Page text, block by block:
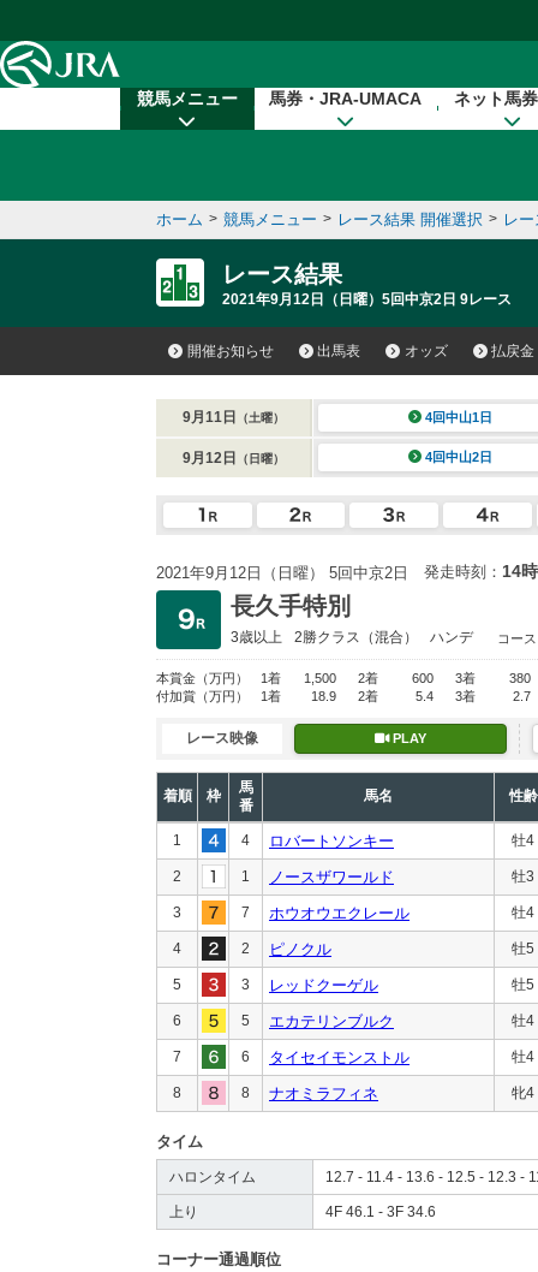
競馬メニュー 馬券・JRA-UMACA ネット馬
ホーム > 競馬メニュー > レース結果 開催選択 > レ
レース結果
2021年9月12日（日曜）5回中京2日 9レース
開催お知らせ 出馬表 オッズ 払戻金
9月11日 （土曜） 4回中山1日
9月12日 （日曜） 4回中山2日
2021年9月12日（日曜） 5回中京2日 発走時刻： 14
長久手特別
3歳以上 2勝クラス （混合） ハンデ コー
本賞金 （万円） 1着 1,500 2着 600 3着
380
付加賞 （万円） 1着 18.9 2着 5.4 3着 2.7
レース映像 PLAY
着順 枠
馬
番
馬名 性齢
1 4 ロバートソンキー 牡4
2 1 ノースザワールド 牡3
3 7 ホウオウエクレール 牡4
4 2 ピノクル 牡5
5 3 レッドクーゲル 牡5
6 5 エカテリンブルク 牡4
7 6 タイセイモンストル 牡4
8 8 ナオミラフィネ 牝4
タイム
ハロンタイム 12.7 - 11.4 - 13.6 - 12.5 - 12.3 -
上り 4F 46.1 - 3F 34.6
コーナー通過順位